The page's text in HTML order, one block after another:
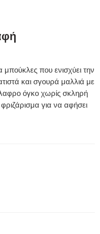
που ενισχύει την
και σγουρά μαλλιά με
όγκο χωρίς σκληρή
για να αφήσει